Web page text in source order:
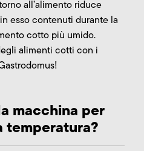
all’alimento riduce
esso contenuti durante la
cotto più umido.
alimenti cotti con i
macchina per
temperatura?